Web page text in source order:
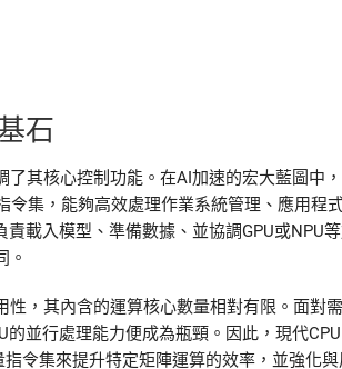
石
其核心控制功能。在AI加速的宏大藍圖中
集，能夠高效處理作業系統管理、應用程
載入模型、準備數據、並協調GPU或NPU
。
，其內含的運算核心數量相對有限。面對
並行處理能力便成為瓶頸。因此，現代
令集來提升特定矩陣運算的效率，並強化